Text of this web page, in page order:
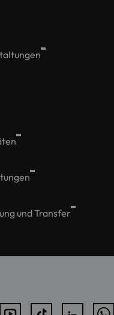
und Transfer